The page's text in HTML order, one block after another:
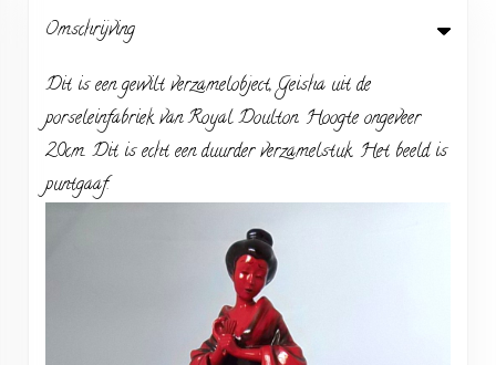
Omschrijving
Dit is een gewilt verzamelobject, Geisha uit de
porseleinfabriek van Royal Doulton. Hoogte ongeveer
20cm. Dit is echt een duurder verzamelstuk. Het beeld is
puntgaaf.